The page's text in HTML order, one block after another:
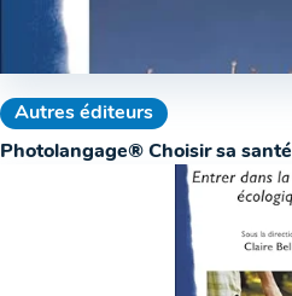
Autres éditeurs
Photolangage® Choisir sa santé